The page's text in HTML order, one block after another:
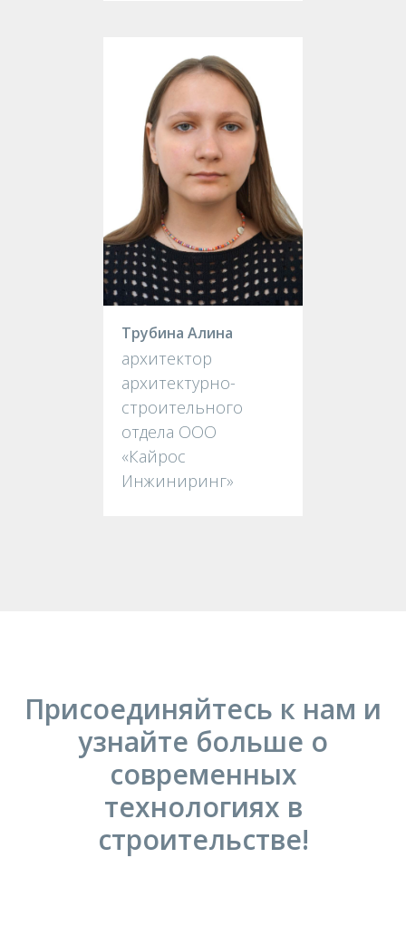
Трубина Алина
архитектор
архитектурно-
строительного
отдела ООО
«Кайрос
Инжиниринг»
Присоединяйтесь к нам и
узнайте больше о
современных
технологиях в
строительстве!